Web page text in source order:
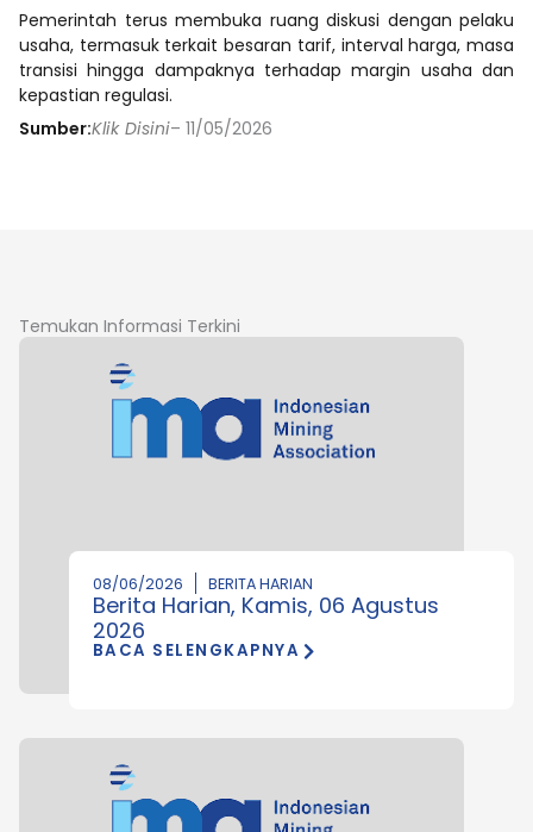
Pemerintah terus membuka ruang diskusi dengan pelaku
usaha, termasuk terkait besaran tarif, interval harga, masa
transisi hingga dampaknya terhadap margin usaha dan
kepastian regulasi.
Sumber:Klik Disini– 11/05/2026
Temukan Informasi Terkini
08/06/2026 BERITA HARIAN
Berita Harian, Kamis, 06 Agustus
2026
BACA SELENGKAPNYA